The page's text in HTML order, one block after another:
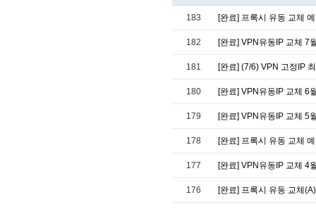
183 [완료] 프록시 유동 교체
182 [완료] VPN유동IP 교체 7
181 [완료] (7/6) VPN 고정IP
180 [완료] VPN유동IP 교체 6
179 [완료] VPN유동IP 교체 5
178 [완료] 프록시 유동 교체
177 [완료] VPN유동IP 교체 4
176 [완료] 프록시 유동 교체